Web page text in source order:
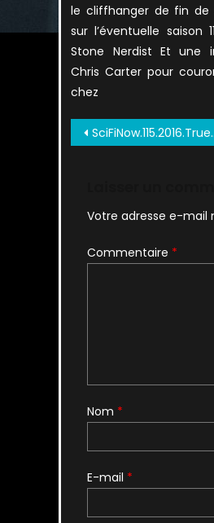
le cliffhanger de fin de
sur l’éventuelle saison
Stone Nerdist Et une
Chris Carter pour
chez
Navigation
SciFiNow.115.2016.True.PDF 0095
Votre adresse e-mail
Commentaire *
Nom *
E-mail *